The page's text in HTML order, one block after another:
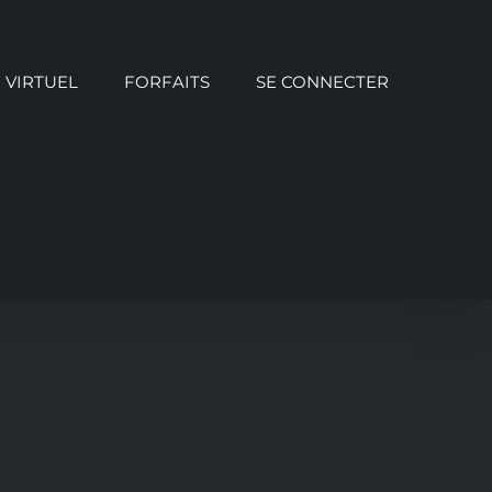
VIRTUEL FORFAITS SE CONNECTER